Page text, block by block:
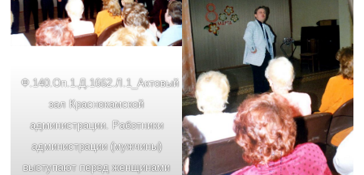
Ф.140.Oп.1.Д.1662.Л.1_Актовый
зал Краснокамской
администрации. Работники
администрации (мужчины)
выступают перед женщинами